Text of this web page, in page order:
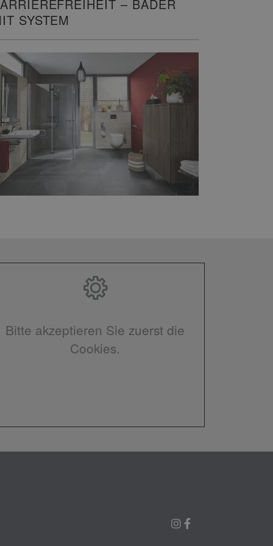
– BÄDER
SYSTEM
Bitte akzeptieren Sie zuerst die
Cookies.